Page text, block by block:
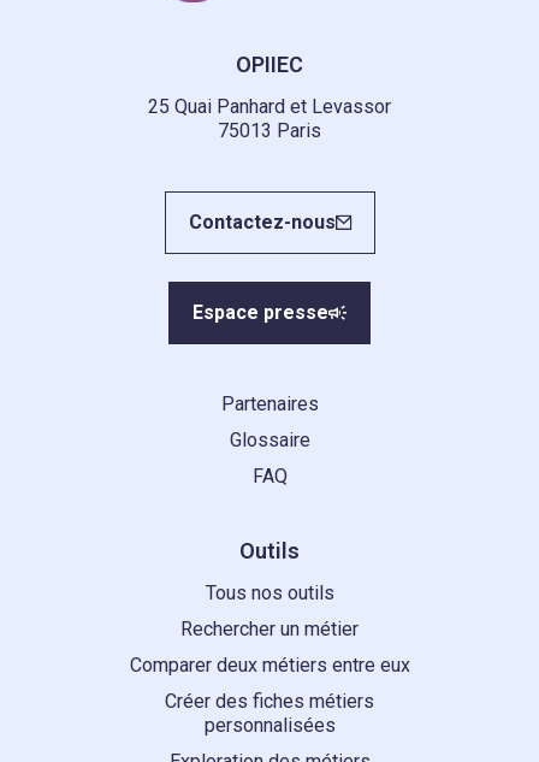
OPIIEC
25 Quai Panhard et Levassor
75013 Paris
Contactez-nous
Espace presse
Partenaires
Glossaire
FAQ
Outils
Tous nos outils
Rechercher un métier
Comparer deux métiers entre eux
Créer des fiches métiers
personnalisées